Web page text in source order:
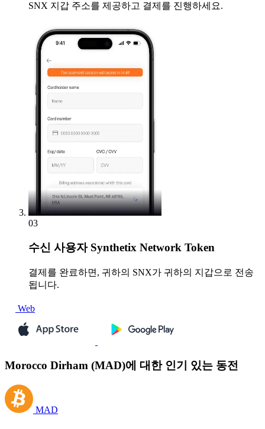
SNX 지갑 주소를 제공하고 결제를 진행하세요.
03
수신 사용자 Synthetix Network Token
결제를 완료하면, 귀하의 SNX가 귀하의 지갑으로 전송
됩니다.
Web
Morocco Dirham (MAD)에 대한 인기 있는 동전
MAD